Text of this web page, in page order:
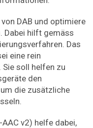
DAB und optimiere
Dabei hilft gemäss
Das
eine rein
soll helfen zu
den
die zusätzliche
v2) helfe dabei,